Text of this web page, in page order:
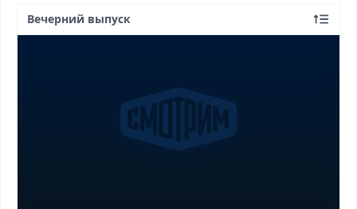
Вечерний выпуск